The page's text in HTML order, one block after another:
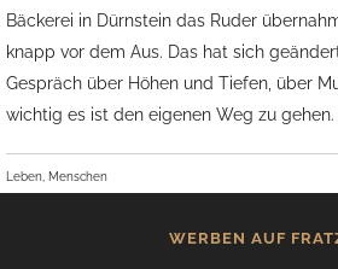
Bäckerei in Dürnstein das Ruder
knapp vor dem Aus. Das hat sich
Gespräch über Höhen und Tiefen, über
wichtig es ist den eigenen Weg zu gehen.
Leben, Menschen
WERBEN AUF